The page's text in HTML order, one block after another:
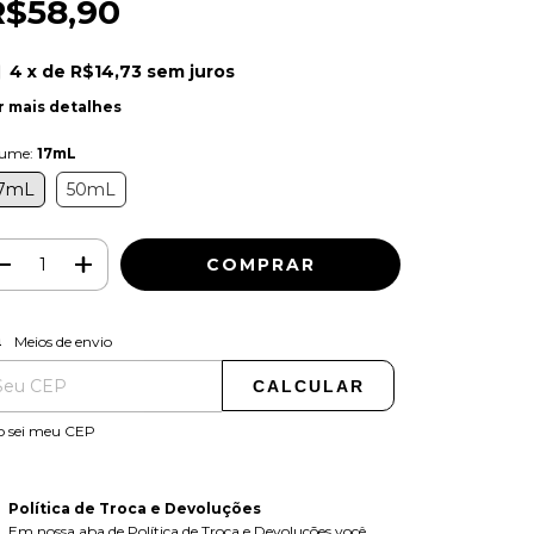
4 x de R$14,73 sem juros
mais detalhes
17mL
50mL
para o CEP:
Meios de envio
CALCULAR
sei meu CEP
Política de Troca e Devoluções